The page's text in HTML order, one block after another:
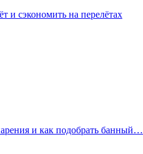
и сэкономить на перелётах
и как подобрать банный…